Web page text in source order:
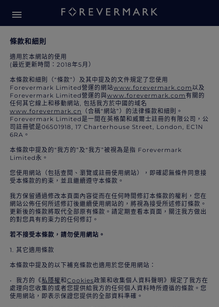
條款和細則
條款和細則
適用於本網站的使用
(最近更新時間：2018年5月）
本條款和細則（“條款”）及其中提及的文件規定了您使用
Forevermark Limited營運的網站www.forevermark.com以及
Forevermark Limited營運的與www.forevermark.com有關的
任何其它線上和移動網站, 包括我方於中國的域名
www.forevermark.cn
（合稱“網站”）的法律條款和細則。
Forevermark Limited是一間在英格蘭和威爾士註冊的有限公司，公
司註冊號是06501918, 17 Charterhouse Street, London, EC1N
6RA。
本條款中提及的“我方的”及“我方”被視為是指 Forevermark
Limited永。
您使用網站（包括查閱、瀏覽或註冊使用網站），即確認無條件同意接
受本條款的約束，並且繼續遵守本條款。
我方保留通過修改本頁面內容從而在任何時間修訂本條款的權利，您在
網站公佈任何所述修訂後繼續使用網站的，將視為接受所述修訂條款。
更新後的條款將取代全部原有條款。請定期查看本頁面，關注我方做出
的對您具有約束力的任何修訂。
若不接受本條款，請勿使用網站。
1. 其它適用條款
本條款中提及的以下補充條款也適用於您使用網站：
• 我方的《私隱權和 Cookies政策和收集個人資料聲明》規定了我方在
處理向您收集的或者您提供給我方的任何個人資料時所遵循的條款。您
使用網站，即表示保證您提供的全部資料準確。